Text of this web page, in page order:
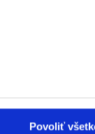
Povoliť